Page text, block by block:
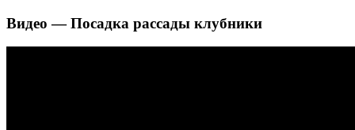
Видео — Посадка рассады клубники